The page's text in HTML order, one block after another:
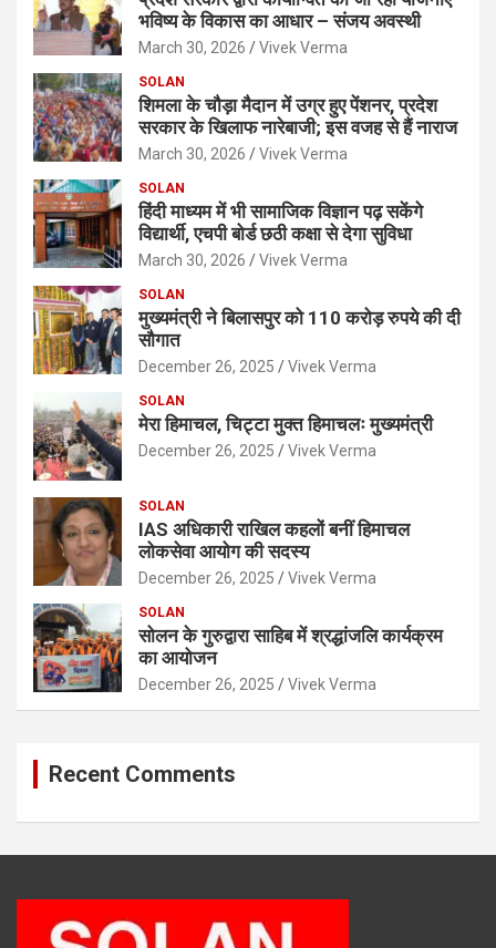
भविष्य के विकास का आधार – संजय अवस्थी
March 30, 2026 Vivek Verma
SOLAN
शिमला के चौड़ा मैदान में उग्र हुए पेंशनर, प्रदेश
सरकार के खिलाफ नारेबाजी; इस वजह से हैं नाराज
March 30, 2026 Vivek Verma
SOLAN
हिंदी माध्यम में भी सामाजिक विज्ञान पढ़ सकेंगे
विद्यार्थी, एचपी बोर्ड छठी कक्षा से देगा सुविधा
March 30, 2026 Vivek Verma
SOLAN
मुख्यमंत्री ने बिलासपुर को 110 करोड़ रुपये की दी
सौगात
December 26, 2025 Vivek Verma
SOLAN
मेरा हिमाचल, चिट्टा मुक्त हिमाचलः मुख्यमंत्री
December 26, 2025 Vivek Verma
SOLAN
IAS अधिकारी राखिल कहलों बनीं हिमाचल
लोकसेवा आयोग की सदस्य
December 26, 2025 Vivek Verma
SOLAN
सोलन के गुरुद्वारा साहिब में श्रद्धांजलि कार्यक्रम
का आयोजन
December 26, 2025 Vivek Verma
Recent Comments